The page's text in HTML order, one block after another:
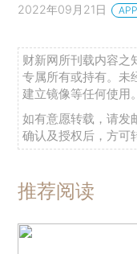
2022年09月21日
财新网所刊载内容之
专属所有或持有。未
建立镜像等任何使用。
如有意愿转载，请发
确认及授权后，方可
推荐阅读